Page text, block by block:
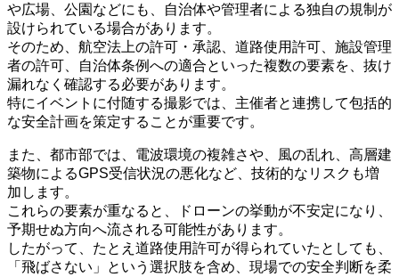
や広場、公園などにも、自治体や管理者による独自の規制が
設けられている場合があります。
そのため、航空法上の許可・承認、道路使用許可、施設管理
者の許可、自治体条例への適合といった複数の要素を、抜け
漏れなく確認する必要があります。
特にイベントに付随する撮影では、主催者と連携して包括的
な安全計画を策定することが重要です。
また、都市部では、電波環境の複雑さや、風の乱れ、高層建
築物によるGPS受信状況の悪化など、技術的なリスクも増
加します。
これらの要素が重なると、ドローンの挙動が不安定になり、
予期せぬ方向へ流される可能性があります。
したがって、たとえ道路使用許可が得られていたとしても、
「飛ばさない」という選択肢を含め、現場での安全判断を柔